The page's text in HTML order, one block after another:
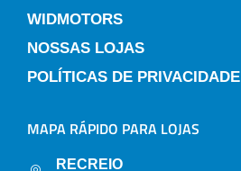
WIDMOTORS
NOSSAS LOJAS
POLÍTICAS DE PRIVACIDADE
MAPA RÁPIDO PARA LOJAS
RECREIO